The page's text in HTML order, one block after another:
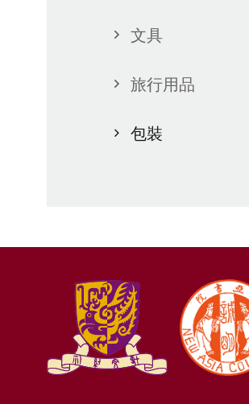
文具
旅行用品
包裝